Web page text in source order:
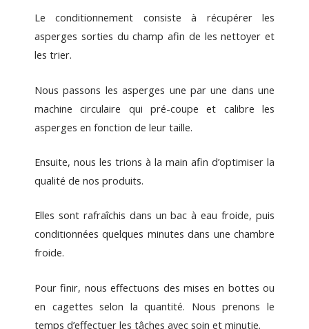
Le conditionnement consiste à récupérer les
asperges sorties du champ afin de les nettoyer et
les trier.
Nous passons les asperges une par une dans une
machine circulaire qui pré-coupe et calibre les
asperges en fonction de leur taille.
Ensuite, nous les trions à la main afin d’optimiser la
qualité de nos produits.
Elles sont rafraîchis dans un bac à eau froide, puis
conditionnées quelques minutes dans une chambre
froide.
Pour finir, nous effectuons des mises en bottes ou
en cagettes selon la quantité. Nous prenons le
temps d’effectuer les tâches avec soin et minutie.